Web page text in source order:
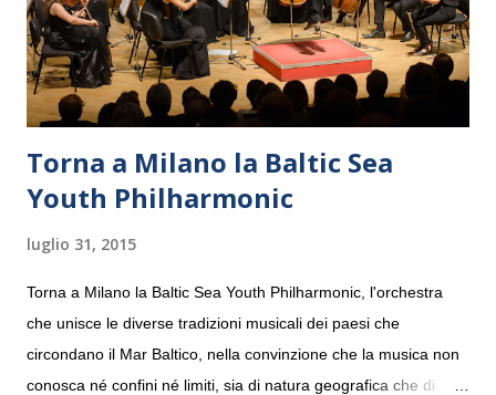
Torna a Milano la Baltic Sea
Youth Philharmonic
luglio 31, 2015
Torna a Milano la Baltic Sea Youth Philharmonic, l'orchestra
che unisce le diverse tradizioni musicali dei paesi che
circondano il Mar Baltico, nella convinzione che la musica non
conosca né confini né limiti, sia di natura geografica che di